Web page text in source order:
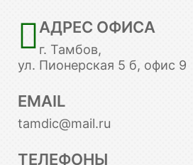
АДРЕС ОФИСА
г. Тамбов,
ул. Пионерская 5 б, офис 9
EMAIL
tamdic@mail.ru
ТЕЛЕФОНЫ